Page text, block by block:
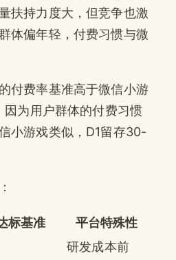
扶持力度大，但竞争也激
体偏年轻，付费习惯与微
付费率基准高于微信小游
为用户群体的付费习惯
小游戏类似，D1留存30-
标基准 平台特殊性
研发成本前